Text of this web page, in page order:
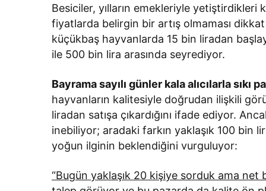
Besiciler, yılların emekleriyle yetiştirdikleri
fiyatlarda belirgin bir artış olmaması
küçükbaş hayvanlarda 15 bin liradan
ile 500 bin lira arasında seyrediyor.
Bayrama sayılı günler kala alıcılarla sıkı
hayvanların kalitesiyle doğrudan ilişkili
liradan satışa çıkardığını ifade ediyor.
inebiliyor; aradaki farkın yaklaşık 100 bin
yoğun ilginin beklendiğini vurguluyor:
“Bugün yaklaşık 20 kişiye sorduk ama